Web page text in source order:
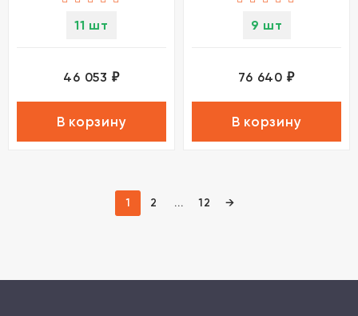
11 шт
46 053 ₽
В корзину
9 шт
76 640 ₽
В корзину
1 2 ... 12 →